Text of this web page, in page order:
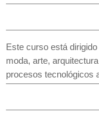
Este curso está
moda, arte,
procesos tecnológicos